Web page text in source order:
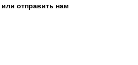
или отправить нам